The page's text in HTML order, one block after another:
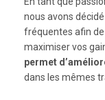
nous avons
fréquentes afin
maximiser vos
permet
dans les mêmes